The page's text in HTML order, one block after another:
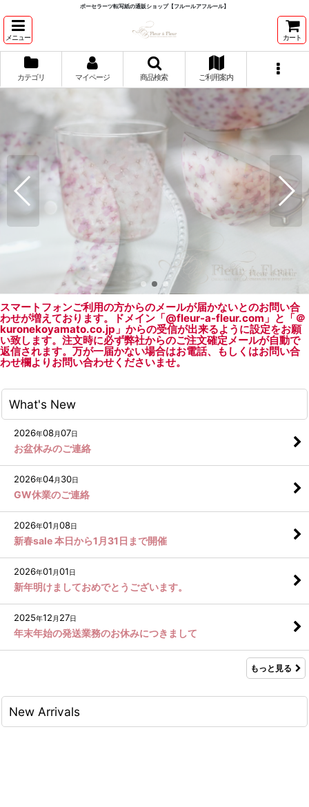
ポーセラーツ転写紙の通販ショップ【フルールアフルール】
メニュー カート
カテゴリ マイページ 商品検索 ご利用案内
スマートフォンご利用の方からのメールが届かないとのお問い合
わせが増えております。ドメイン「@fleur-a-fleur.com」と「＠
kuronekoyamato.co.jp」からの受信が出来るように設定をお願
い致します。注文時に必ず弊社からのご注文確定メールが自動で
返信されます。万が一届かない場合はお電話、もしくはお問い合
わせ欄よりお問い合わせくださいませ。
What's New
2026年08月07日
お盆休みのご連絡
2026年04月 30日
GW休業のご連絡
2026年01 月08日
新春sale 本日から1月31日まで開催
2026年01 月01日
新年明けましておめでとうございます。
2025年12 月 27日
年末年始の発送業務のお休みにつきまして
もっと見る
New Arrivals